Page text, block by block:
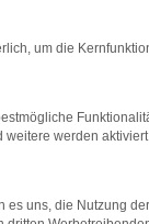
bestimmter
dem neuesten
kann auch
um die
weitere werden
es uns, die Nutzung